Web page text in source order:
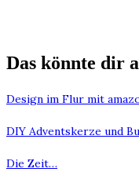
Das könnte dir
Design im Flur mit
DIY Adventskerze und
Die Zeit…